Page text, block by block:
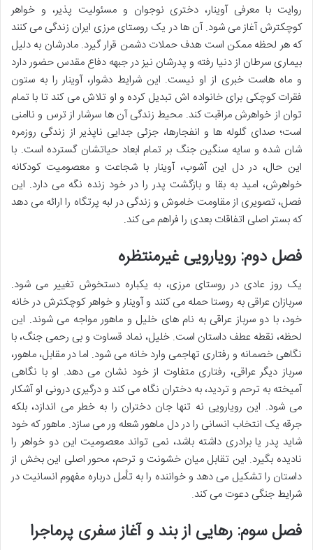
روایت با معرفی آوینار، دختری نوجوان و مسئولیت پذیر، و خواهر
کوچکترش آغاز می شود. آن ها در یک روستای مرزی ایران زندگی می کنند
که هر لحظه ممکن است هدف حملات دشمن قرار گیرد. مادرشان به دلیل
بیماری سرطان از دنیا رفته و پدرشان نیز در جبهه دفاع مقدس حضور دارد
و ماه هاست خبری از او نیست. این شرایط دشوار، آوینار را به ستون
فقرات کوچکی برای خانواده اش تبدیل کرده و او تلاش می کند تا با تمام
توان از خواهرش مراقبت کند. محیط زندگی آن ها سرشار از ترس و ناامنی
است؛ صدای گلوله ها و انفجارها، جزئی جدایی ناپذیر از زندگی روزمره
شان شده و سایه سنگین جنگ بر تمام ابعاد حیاتشان گسترده است. با
این حال، در دل این آشوب، آوینار با شجاعت و معصومیت کودکانه
خواهرش، امید به بقا و بازگشت پدر را در خود زنده نگه می دارد. این
فصل، تصویری از مقاومت خاموش و زندگی در لبه پرتگاه را ارائه می دهد
که بستر اصلی اتفاقات بعدی را فراهم می کند.
فصل دوم: رویارویی غیرمنتظره
یک روز عادی در روستای مرزی، به یکباره دستخوش تغییر می شود.
سربازان عراقی به روستا حمله می کنند و آوینار و خواهر کوچکترش در خانه
خود، با دو سرباز عراقی به نام های خلیل و ماهور مواجه می شوند. این
لحظه، نقطه عطف داستان است. خلیل، نماد قساوت و بی رحمی جنگ، با
نگاهی خصمانه و رفتاری تهاجمی وارد خانه می شود. اما در مقابل، ماهور،
سرباز دیگر عراقی، رفتاری متفاوت از خود نشان می دهد. او با نگاهی
آمیخته به ترحم و تردید، به دختران نگاه می کند و درگیری درونی او آشکار
می شود. این رویارویی نه تنها جان دختران را به خطر می اندازد، بلکه
جرقه یک انتخاب انسانی را در دل ماهور شعله ور می سازد. ماهور که خود
شاید پدر یا برادری داشته باشد، نمی تواند معصومیت این دو خواهر را
نادیده بگیرد. این تقابل میان خشونت و ترحم، محور اصلی این بخش از
داستان را تشکیل می دهد و خواننده را به تأمل درباره مفهوم انسانیت در
شرایط جنگی دعوت می کند.
فصل سوم: رهایی از بند و آغاز سفری پرماجرا